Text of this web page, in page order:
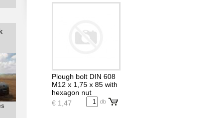
Plough bolt DIN 608
M12 x 1,75 x 85 with
hexagon nut
€ 1,47
db